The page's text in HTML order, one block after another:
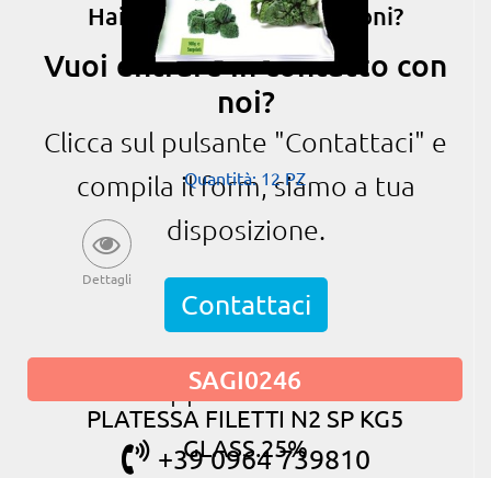
Quantità: 12 PZ
Dettagli
SAGI0246
PLATESSA FILETTI N2 SP KG5
GLASS.25%
Hai bisogno di informazioni?
Vuoi entrare in contatto con
noi?
Clicca sul pulsante "Contattaci" e
compila il form, siamo a tua
disposizione.
Contattaci
oppure chiama
+39 0964 739810